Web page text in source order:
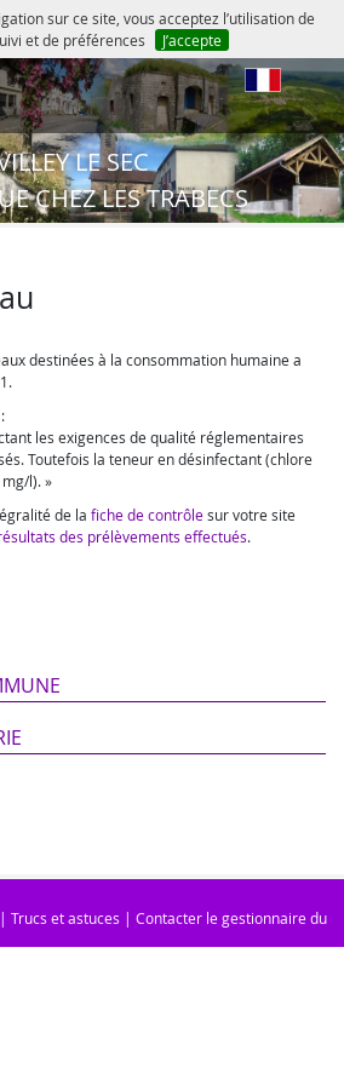
sur ce site, vous acceptez l’utilisation de
et de préférences
J’accepte
LE SEC
CHEZ LES TRABECS
destinées à la consommation humaine a
les exigences de qualité réglementaires
Toutefois la teneur en désinfectant (chlore
l). »
de la fiche de contrôlesur votre site
des prélèvements effectués.
| Trucs et astuces | Contacter le gestionnaire du